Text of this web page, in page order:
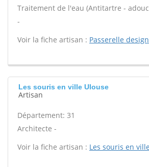
Traitement de l'eau (Antitartre -
-
Voir la fiche artisan : Passerelle design
Les souris en ville Ulouse
Artisan
Département: 31
Architecte -
Voir la fiche artisan : Les souris en ville